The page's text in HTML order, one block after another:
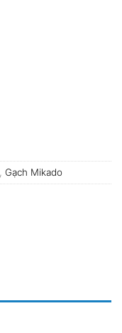
Gạch Mikado